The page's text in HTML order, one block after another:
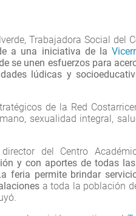
Trabajadora Social del
a una iniciativa de la
se unen esfuerzos para
lúdicas y
de la Red
sexualidad integral,
director del Centro
y con aportes de todas
feria permite brindar
a toda la población